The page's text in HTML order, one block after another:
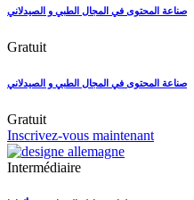
صناعة المحتوى في المجال الطبي و الصيدلاني
Gratuit
صناعة المحتوى في المجال الطبي و الصيدلاني
Gratuit
Inscrivez-vous maintenant
Intermédiaire